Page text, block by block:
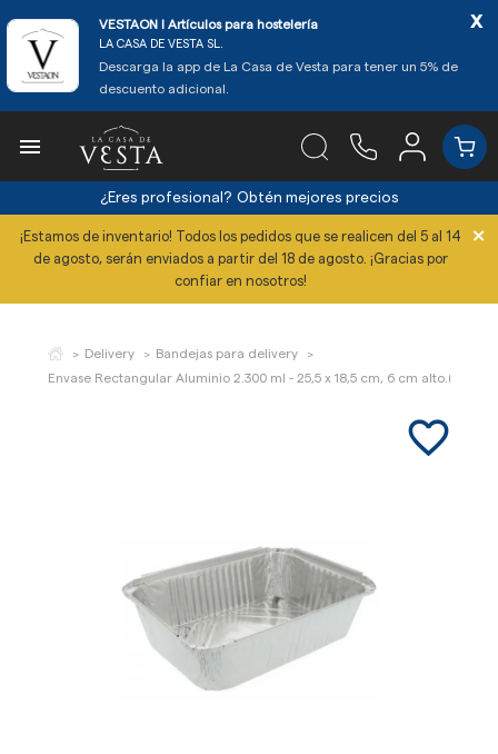
VESTAON l Artículos para hostelería
LA CASA DE VESTA SL.
Descarga la app de La Casa de Vesta para tener un 5% de
descuento adicional.
x

¿Eres profesional? Obtén mejores precios
¡Estamos de inventario! Todos los pedidos que se realicen del 5 al 14
de agosto, serán enviados a partir del 18 de agosto. ¡Gracias por
confiar en nosotros!
×
Delivery
Bandejas para delivery
Envase Rectangular Aluminio 2.300 ml - 25,5 x 18,5 cm, 6 cm alto.(Caja
favorite_border